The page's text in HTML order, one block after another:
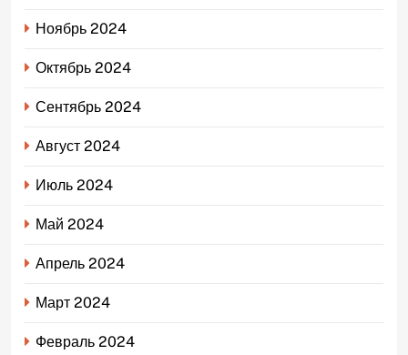
Ноябрь 2024
Октябрь 2024
Сентябрь 2024
Август 2024
Июль 2024
Май 2024
Апрель 2024
Март 2024
Февраль 2024